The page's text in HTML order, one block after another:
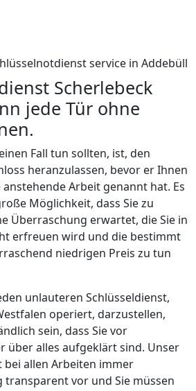
Scherlebeck
jede Tür ohne
Fall tun sollten, ist, den
heranzulassen, bevor er Ihnen
Arbeit genannt hat. Es
Möglichkeit, dass Sie zu
Überraschung erwartet, die Sie in
erfreuen wird und die bestimmt
niedrigen Preis zu tun
unlauteren Schlüsseldienst,
operiert, darzustellen,
sein, dass Sie vor
über alles aufgeklärt sind. Unser
bei allen Arbeiten immer
vor und Sie müssen